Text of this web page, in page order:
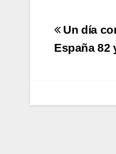
de
Un día
España 82